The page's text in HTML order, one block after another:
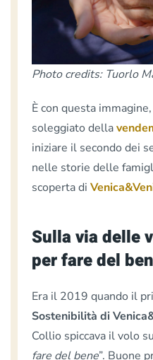
Photo credits: Tuorlo
È con questa
soleggiato della
iniziare il secondo dei
nelle storie delle
scoperta di
Sulla via delle
per fare del
Era il 2019 quando il
Sostenibilità di
Collio spiccava il volo
fare del bene”. Buone